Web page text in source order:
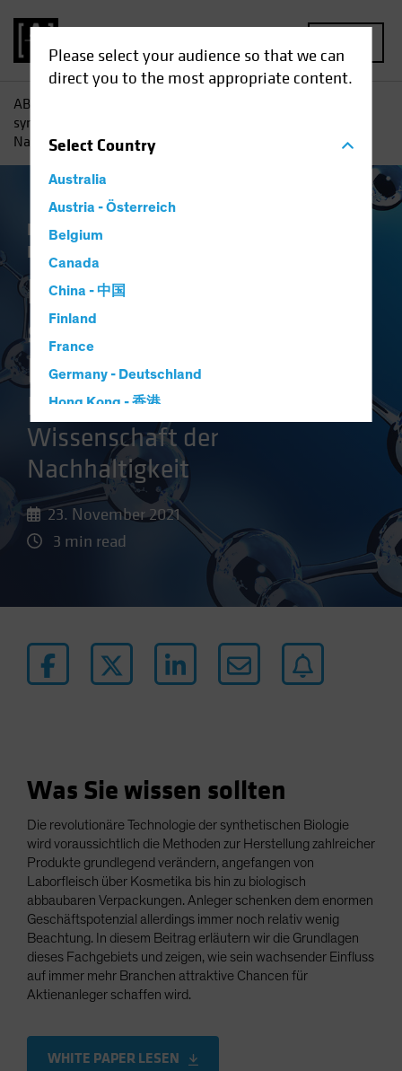
Please select your audience so that we can
direct you to the most appropriate content.
SelectCountry
Australia
Austria - Österreich
Belgium
Canada
China - 中国
Finland
France
Germany - Deutschland
Hong Kong - 香港
Hungary
Iceland
Italy - Italia
Japan - 日本
Latin America
Luxembourg and Other EMEA
Norway
Other Asia-Pacific
South Korea - 대한민국
Spain
Sweden
Switzerland
Taiwan - 台灣
UK
United States (US Citizens)
US (Non-US Citizens/NRC)
AB
synthetischen Biologie: Investieren in die Wissenschaft der
Nachhaltigkeit
Nachhaltigkeit ESG
Innovation
Die Revolution der
synthetischen
Biologie
Investieren in die
Wissenschaft der
Nachhaltigkeit
23. November 2021
3 min read
Was Sie wissen sollten
Die revolutionäre Technologie der synthetischen Biologie
wird voraussichtlich die Methoden zur Herstellung zahlreicher
Produkte grundlegend verändern, angefangen von
Laborfleisch über Kosmetika bis hin zu biologisch
abbaubaren Verpackungen. Anleger schenken dem enormen
Geschäftspotenzial allerdings immer noch relativ wenig
Beachtung. In diesem Beitrag erläutern wir die Grundlagen
dieses Fachgebiets und zeigen, wie sein wachsender Einfluss
auf immer mehr Branchen attraktive Chancen für
Aktienanleger schaffen wird.
WHITE PAPER LESEN